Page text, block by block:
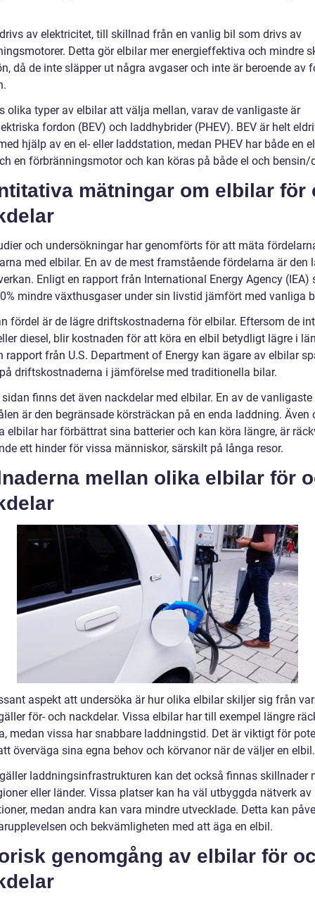
av elektricitet, till skillnad från en vanlig bil som drivs av
Detta gör elbilar mer energieffektiva och mindre
då de inte släpper ut några avgaser och inte är beroende av
olika typer av elbilar att välja mellan, varav de vanligaste är
fordon (BEV) och laddhybrider (PHEV). BEV är helt
hjälp av en el- eller laddstation, medan PHEV har både en
en förbränningsmotor och kan köras på både el och bensin/
mätningar om elbilar för
och undersökningar har genomförts för att mäta
med elbilar. En av de mest framstående fördelarna är den
Enligt en rapport från International Energy Agency (IEA)
mindre växthusgaser under sin livstid jämfört med vanliga
fördel är de lägre driftskostnaderna för elbilar. Eftersom de
diesel, blir kostnaden för att köra en elbil betydligt lägre i
rapport från U.S. Department of Energy kan ägare av elbilar
driftskostnaderna i jämförelse med traditionella bilar.
finns det även nackdelar med elbilar. En av de vanligaste
är den begränsade körsträckan på en enda laddning. Även
elbilar har förbättrat sina batterier och kan köra längre, är
ett hinder för vissa människor, särskilt på långa resor.
mellan olika elbilar för
aspekt att undersöka är hur olika elbilar skiljer sig från
för- och nackdelar. Vissa elbilar har till exempel längre
medan vissa har snabbare laddningstid. Det är viktigt för
överväga sina egna behov och körvanor när de väljer en elbil.
laddningsinfrastrukturen kan det också finnas skillnader
eller länder. Vissa platser kan ha väl utbyggda nätverk av
medan andra kan vara mindre utvecklade. Detta kan
och bekvämligheten med att äga en elbil.
genomgång av elbilar för